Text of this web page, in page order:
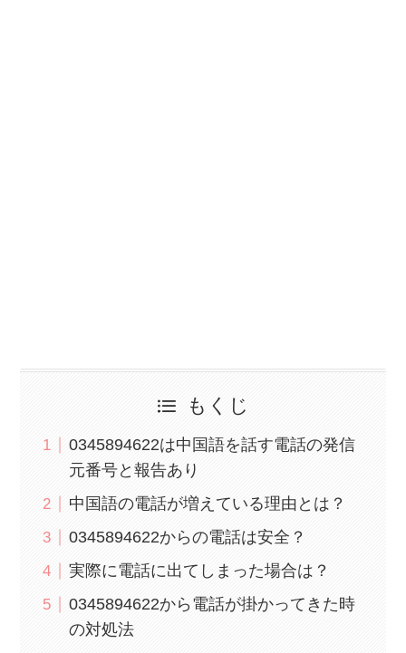
もくじ
0345894622は中国語を話す電話の発信
元番号と報告あり
中国語の電話が増えている理由とは？
0345894622からの電話は安全？
実際に電話に出てしまった場合は？
0345894622から電話が掛かってきた時
の対処法